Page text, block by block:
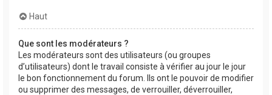
Haut
Que sont les modérateurs ?
Les modérateurs sont des utilisateurs (ou groupes
d’utilisateurs) dont le travail consiste à vérifier au jour le jour
le bon fonctionnement du forum. Ils ont le pouvoir de modifier
ou supprimer des messages, de verrouiller, déverrouiller,